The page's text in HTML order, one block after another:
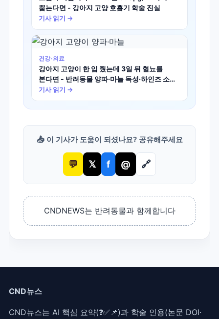
뿜는다면 - 강아지 고양 호흡기 학술 진실
기사 읽기 →
건강·의료
강아지 고양이 한 입 줬는데 3일 뒤 혈뇨를
본다면 - 반려동물 양파·마늘 독성·하인즈 소체
빈혈 학술 진실
기사 읽기 →
📤 이 기사가 도움이 되셨나요? 공유해주세요
💬 𝕏 f @ 🔗
CNDNEWS는 반려동물과 함께합니다
CND뉴스
CND뉴스는 AI 핵심 요약(❓✅📌)과 학술 인용(논문 DOI·